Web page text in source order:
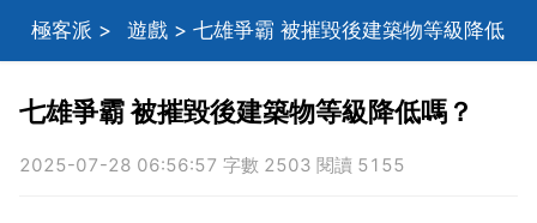
極客派 > 遊戲 > 七雄爭霸 被摧毀後建築物等級降低
七雄爭霸 被摧毀後建築物等級降低嗎？
2025-07-28 06:56:57 字數 2503 閱讀 5155